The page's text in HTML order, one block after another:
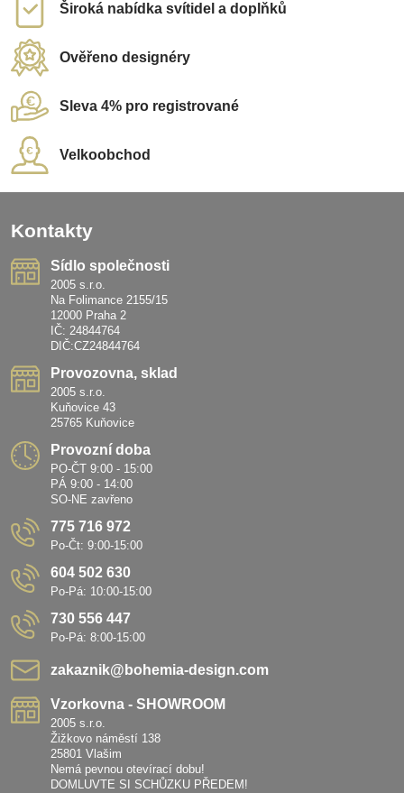
Široká nabídka svítidel a doplňků
Ověřeno designéry
Sleva 4% pro registrované
Velkoobchod
Kontakty
Sídlo společnosti
2005 s.r.o.
Na Folimance 2155/15
12000 Praha 2
IČ: 24844764
DIČ:CZ24844764
Provozovna, sklad
2005 s.r.o.
Kuňovice 43
25765 Kuňovice
Provozní doba
PO-ČT 9:00 - 15:00
PÁ 9:00 - 14:00
SO-NE zavřeno
775 716 972
Po-Čt: 9:00-15:00
604 502 630
Po-Pá: 10:00-15:00
730 556 447
Po-Pá: 8:00-15:00
zakaznik​@bohemia-design​.com
Vzorkovna - SHOWROOM
2005 s.r.o.
Žižkovo náměstí 138
25801 Vlašim
Nemá pevnou otevírací dobu!
DOMLUVTE SI SCHŮZKU PŘEDEM!